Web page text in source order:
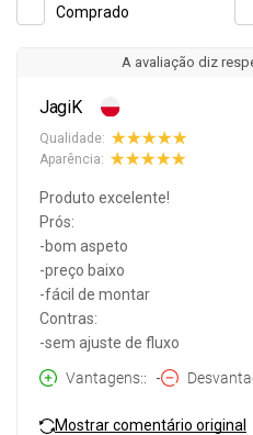
Comprado
A avaliação diz
JagiK
Qualidade:
Aparência:
Produto excelente!
Prós:
-bom aspeto
-preço baixo
-fácil de montar
Contras:
-sem ajuste de fluxo
Vantagens:
-
Mostrar comentário original